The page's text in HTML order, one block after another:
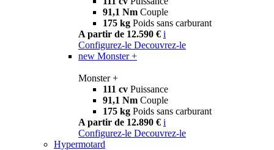
91,1 Nm Couple
175 kg Poids sans carburant
A partir de 12.590 € i
Configurez-le Decouvrez-le
new Monster +
Monster +
111 cv Puissance
91,1 Nm Couple
175 kg Poids sans carburant
A partir de 12.890 € i
Configurez-le Decouvrez-le
Hypermotard